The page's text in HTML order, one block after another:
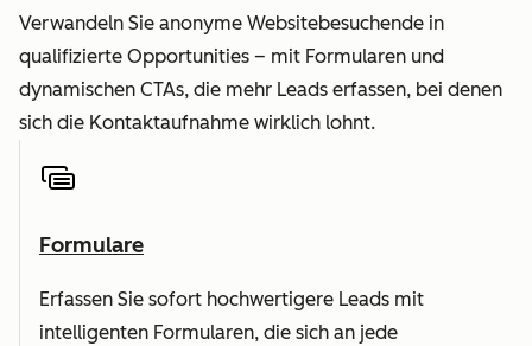
Verwandeln Sie anonyme Websitebesuchende in
qualifizierte Opportunities – mit Formularen und
dynamischen CTAs, die mehr Leads erfassen, bei denen
sich die Kontaktaufnahme wirklich lohnt.
Formulare
Erfassen Sie sofort hochwertigere Leads mit
intelligenten Formularen, die sich an jede